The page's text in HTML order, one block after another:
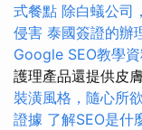
式餐點 除白蟻公司
侵害 泰國簽證的辦
Google SEO教學
護理產品還提供皮
裝潢風格，隨心所
證據 了解SEO是什